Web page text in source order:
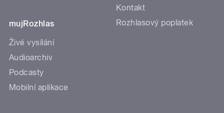
mujRozhlas
Živé vysílání
Audioarchiv
Podcasty
Mobilní aplikace
Kontakt
Rozhlasový poplatek